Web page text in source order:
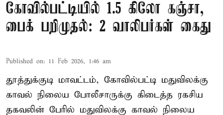
கோவில்பட்டியில் 1.5 கிலோ கஞ்சா,
பைக் பறிமுதல்: 2 வாலிபர்கள் கைது
Published on: 11 Feb 2026, 1:46 am
தூத்துக்குடி மாவட்டம், கோவில்பட்டி மதுவிலக்கு
காவல் நிலைய போலீசாருக்கு கிடைத்த ரகசிய
தகவலின் பேரில் மதுவிலக்கு காவல் நிலைய